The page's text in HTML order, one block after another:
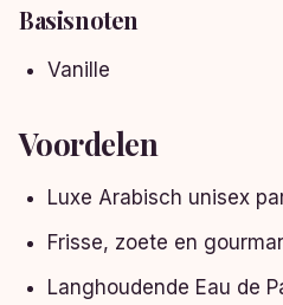
Basisnoten
Vanille
Voordelen
Luxe Arabisch unisex
Frisse, zoete en
Langhoudende Eau de